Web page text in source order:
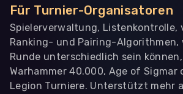
Für Turnier-Organisatoren
Spielerverwaltung, Listenkontrolle,
Ranking- und Pairing-Algorithmen,
Runde unterschiedlich sein
Warhammer 40.000, Age of Sigmar
Legion Turniere. Unterstützt mehr